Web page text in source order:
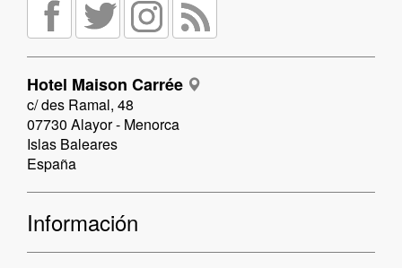
Hotel Maison Carrée
c/ des Ramal, 48
07730 Alayor - Menorca
Islas Baleares
España
Información